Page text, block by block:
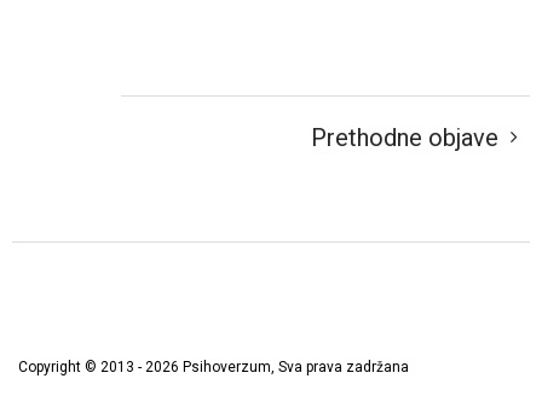
Prethodne objave
Copyright © 2013 - 2026 Psihoverzum, Sva prava zadržana